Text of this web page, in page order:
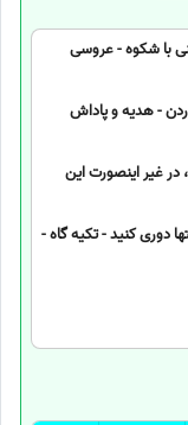
با شکوه - عروسی
- هدیه و پاداش
غیر اینصورت این
دوری کنید - تکیه گاه -